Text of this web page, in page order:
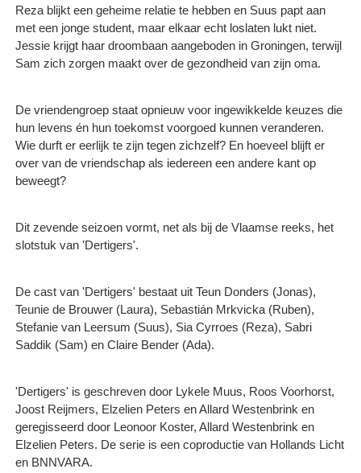
Reza blijkt een geheime relatie te hebben en Suus papt aan
met een jonge student, maar elkaar echt loslaten lukt niet.
Jessie krijgt haar droombaan aangeboden in Groningen, terwijl
Sam zich zorgen maakt over de gezondheid van zijn oma.
De vriendengroep staat opnieuw voor ingewikkelde keuzes die
hun levens én hun toekomst voorgoed kunnen veranderen.
Wie durft er eerlijk te zijn tegen zichzelf? En hoeveel blijft er
over van de vriendschap als iedereen een andere kant op
beweegt?
Dit zevende seizoen vormt, net als bij de Vlaamse reeks, het
slotstuk van 'Dertigers'.
De cast van 'Dertigers' bestaat uit Teun Donders (Jonas),
Teunie de Brouwer (Laura), Sebastián Mrkvicka (Ruben),
Stefanie van Leersum (Suus), Sia Cyrroes (Reza), Sabri
Saddik (Sam) en Claire Bender (Ada).
'Dertigers' is geschreven door Lykele Muus, Roos Voorhorst,
Joost Reijmers, Elzelien Peters en Allard Westenbrink en
geregisseerd door Leonoor Koster, Allard Westenbrink en
Elzelien Peters. De serie is een coproductie van Hollands Licht
en BNNVARA.